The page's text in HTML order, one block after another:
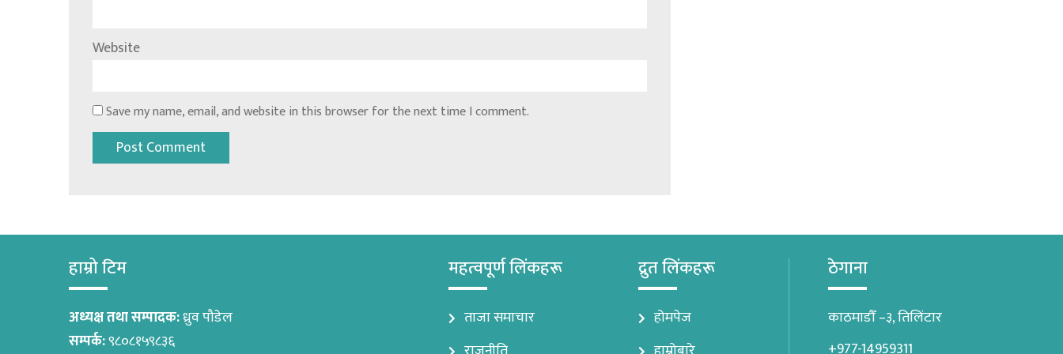
Website
Save my name, email, and website in this browser for the next time I comment.
हाम्रो टिम
अध्यक्ष तथा सम्पादक:ध्रुव पौडेल
सम्पर्क:९८०८१५९८३६
महत्वपूर्ण लिंकहरू
ताजा समाचार
द्रुत लिंकहरू
होमपेज
ठेगाना
काठमाडौँ –३, तिलिंटार